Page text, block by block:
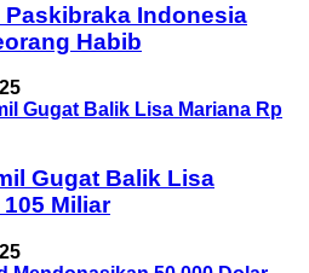
Paskibraka Indonesia
Habib
Gugat Balik Lisa
Miliar